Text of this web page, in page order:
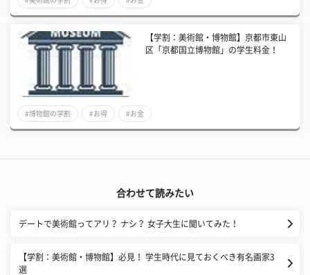
【学割：美術館・博物館】京都市東山
区「京都国立博物館」の学生料金！
#博物館の学割 #お得 #お金
合わせて読みたい
デートで美術館ってアリ？ ナシ？ 女子大生に聞いてみた！
【学割：美術館・博物館】必見！ 学生時代に見ておくべき有名画家3
選